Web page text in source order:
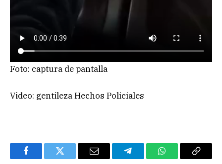
Foto: captura de pantalla
Video: gentileza Hechos Policiales
FacebookTwitter Email TelegramWhatsAppCopy